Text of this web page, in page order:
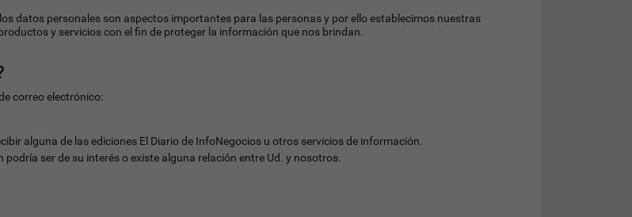
datos personales son aspectos importantes para las personas y por ello establecimos nuestras
y servicios con el fin de proteger la información que nos brindan.
correo electrónico:
alguna de las ediciones El Diario de InfoNegocios u otros servicios de información.
ser de su interés o existe alguna relación entre Ud. y nosotros.